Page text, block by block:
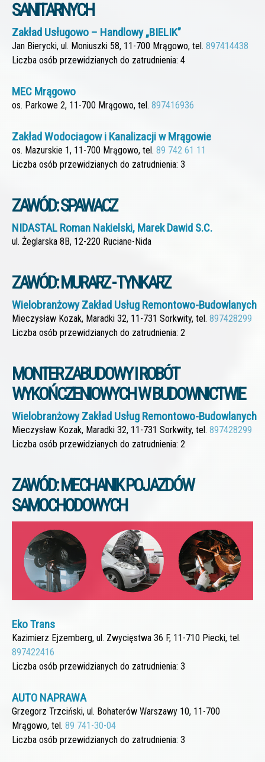
SANITARNYCH
Zakład Usługowo – Handlowy „BIELIK”
Jan Bierycki, ul. Moniuszki 58, 11-700 Mrągowo, tel. 897414438
Liczba osób przewidzianych do zatrudnienia: 4
MEC Mrągowo
os. Parkowe 2, 11-700 Mrągowo, tel. 897416936
Zakład Wodociagow i Kanalizacji w Mrągowie
os. Mazurskie 1, 11-700 Mrągowo, tel. 89 742 61 11
Liczba osób przewidzianych do zatrudnienia: 3
ZAWÓD: SPAWACZ
NIDASTAL Roman Nakielski, Marek Dawid S.C.
ul. Żeglarska 8B, 12-220 Ruciane-Nida
ZAWÓD: MURARZ - TYNKARZ
Wielobranżowy Zakład Usług Remontowo-Budowlanych
Mieczysław Kozak, Maradki 32, 11-731 Sorkwity, tel. 897428299
Liczba osób przewidzianych do zatrudnienia: 2
MONTER ZABUDOWY I ROBÓT
WYKOŃCZENIOWYCH W BUDOWNICTWIE
Wielobranżowy Zakład Usług Remontowo-Budowlanych
Mieczysław Kozak, Maradki 32, 11-731 Sorkwity, tel. 897428299
Liczba osób przewidzianych do zatrudnienia: 2
ZAWÓD: MECHANIK POJAZDÓW
SAMOCHODOWYCH
Eko Trans
Kazimierz Ejzemberg, ul. Zwycięstwa 36 F, 11-710 Piecki, tel.
897422416
Liczba osób przewidzianych do zatrudnienia: 3
AUTO NAPRAWA
Grzegorz Trzciński, ul. Bohaterów Warszawy 10, 11-700
Mrągowo, tel. 89 741-30-04
Liczba osób przewidzianych do zatrudnienia: 3